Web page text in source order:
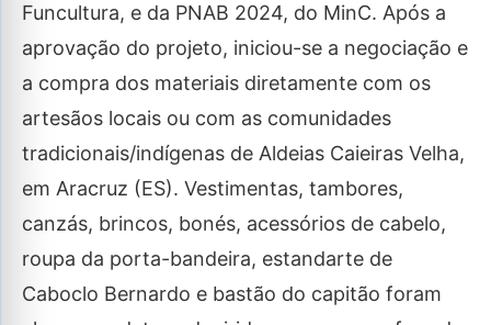
Funcultura, e da PNAB 2024, do MinC. Após a
aprovação do projeto, iniciou-se a negociação e
a compra dos materiais diretamente com os
artesãos locais ou com as comunidades
tradicionais/indígenas de Aldeias Caieiras Velha,
em Aracruz (ES). Vestimentas, tambores,
canzás, brincos, bonés, acessórios de cabelo,
roupa da porta-bandeira, estandarte de
Caboclo Bernardo e bastão do capitão foram